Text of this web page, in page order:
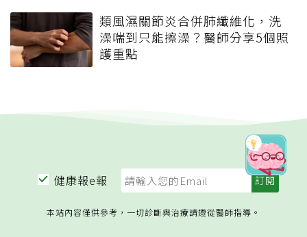
類風濕關節炎合併肺纖維化，洗
澡喘到只能擦澡？醫師分享5個照
護重點
健康報e報
本站內容僅供參考，一切診斷與治療請遵從醫師指導。